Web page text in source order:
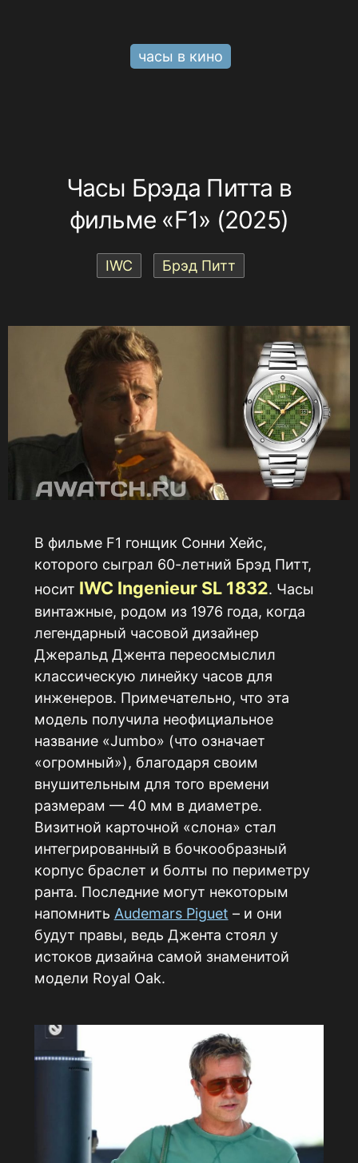
часы в кино
Часы Брэда Питта в
фильме «F1» (2025)
IWC Брэд Питт
В фильме F1 гонщик Сонни Хейс,
которого сыграл 60-летний Брэд Питт,
носит IWC Ingenieur SL 1832. Часы
винтажные, родом из 1976 года, когда
легендарный часовой дизайнер
Джеральд Джента переосмыслил
классическую линейку часов для
инженеров. Примечательно, что эта
модель получила неофициальное
название «Jumbo» (что означает
«огромный»), благодаря своим
внушительным для того времени
размерам — 40 мм в диаметре.
Визитной карточной «слона» стал
интегрированный в бочкообразный
корпус браслет и болты по периметру
ранта. Последние могут некоторым
напомнить Audemars Piguet – и они
будут правы, ведь Джента стоял у
истоков дизайна самой знаменитой
модели Royal Oak.